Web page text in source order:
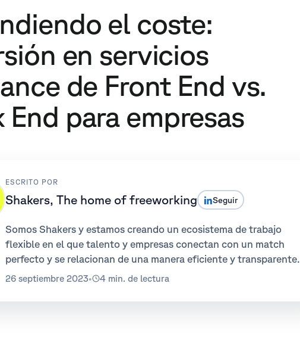
el coste:
en servicios
de Front End vs.
End para empresas
ESCRITO POR
Shakers, The home of freeworking Seguir
Somos Shakers y estamos creando un ecosistema de trabajo
flexible en el que talento y empresas conectan con un match
perfecto y se relacionan de una manera eficiente y transparente.
26 septiembre 2023• 4 min. de lectura